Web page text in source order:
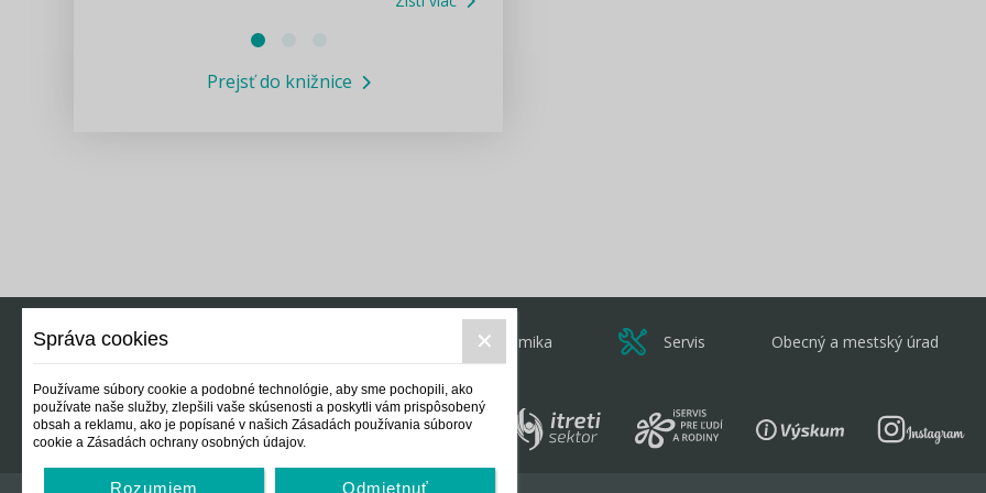
Informácie COVID19
Prejsť do knižnice
Ekonomika Servis Obecný a mestský úrad
Správa cookies
Používame súbory cookie a podobné technológie, aby sme pochopili, ako
používate naše služby, zlepšili vaše skúsenosti a poskytli vám prispôsobený
obsah a reklamu, ako je popísané v našich Zásadách používania súborov
cookie a Zásadách ochrany osobných údajov.
Rozumiem Odmietnuť